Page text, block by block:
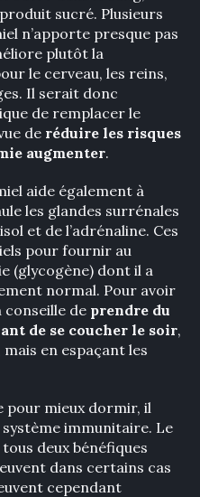
sucré. Plusieurs
n’apporte presque pas
plutôt la
le cerveau, les reins,
Il serait donc
de remplacer le
de réduire les risques
augmenter.
aide également à
les glandes surrénales
et de l’adrénaline. Ces
pour fournir au
(glycogène) dont il a
normal. Pour avoir
conseille de prendre du
de se coucher le soir,
en espaçant les
pour mieux dormir, il
immunitaire. Le
deux bénéfiques
dans certains cas
cependant